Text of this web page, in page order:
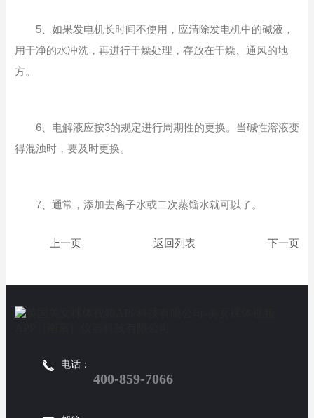
5、如果发电机长时间不使用，应清除发电机中的碱液，
用干净的水冲洗，再进行干燥处理，存放在干燥、通风的地
方。
6、电解液应按3的规定进行周期性的更换。当碱性溶液变
得混浊时，要及时更换。
7、通常，添加去离子水或二次蒸馏水就可以了。
返回列表
电话：
400-859-7066